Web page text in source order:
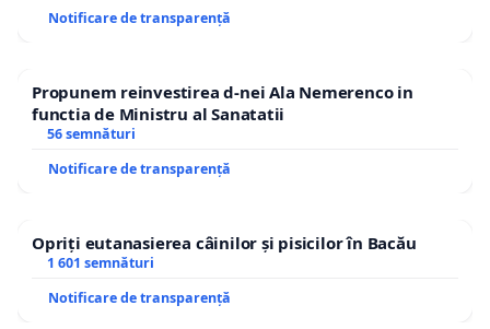
Notificare de transparență
Propunem reinvestirea d-nei Ala Nemerenco in
functia de Ministru al Sanatatii
56 semnături
Notificare de transparență
Opriți eutanasierea câinilor și pisicilor în Bacău
1 601 semnături
Notificare de transparență